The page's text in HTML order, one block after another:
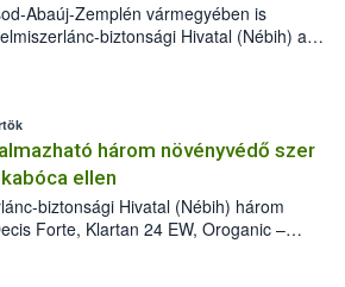
Abaúj-Zemplén vármegyében is
biztonsági Hivatal (Nébih) a
(Agrilus planipennis) jelenlétét. A
találták meg, de már fertőzött
az intézkedéseket a szlovák
a terjedés megállítása érdekében.
három növényvédő szer
ellen
biztonsági Hivatal (Nébih) három
Forte, Klartan 24 EW, Oroganic –
így azok a szüretet követően,
(BBCH 91) stádiumáig